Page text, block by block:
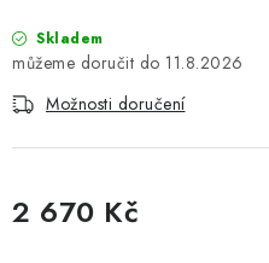
Podmínky ochrany osobních údajů
Skladem
11.8.2026
Možnosti doručení
2 670 Kč